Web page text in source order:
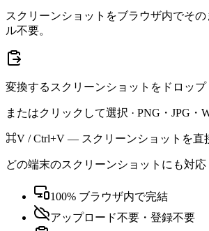
スクリーンショットをブラウザ内でそ
ル不要。
変換するスクリーンショットをドロップ
またはクリックして選択 · PNG・JPG・
⌘V / Ctrl+V — スクリーンショットを直
どの端末のスクリーンショットにも対応
100% ブラウザ内で完結
アップロード不要・登録不要